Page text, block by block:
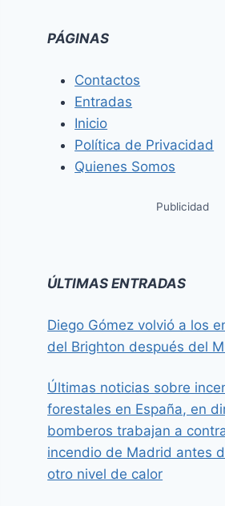
PÁGINAS
Contactos
Entradas
Inicio
Política de Privacidad
Quienes Somos
Publicidad
ÚLTIMAS ENTRADAS
Diego Gómez volvió a los
del Brighton después del
Últimas noticias sobre
forestales en España, en
bomberos trabajan a
incendio de Madrid antes
otro nivel de calor